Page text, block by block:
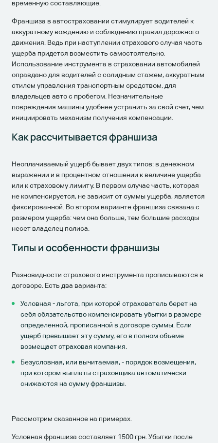
временную составляющие.
Франшиза в автостраховании стимулирует водителей к
аккуратному вождению и соблюдению правил дорожного
движения. Ведь при наступлении страхового случая часть
ущерба придется возместить самостоятельно.
Использование инструмента в страховании автомобилей
оправдано для водителей с солидным стажем, аккуратным
стилем управления транспортным средством, для
владельцев авто с пробегом. Незначительные
повреждения машины удобнее устранить за свой счет, чем
инициировать механизм получения компенсации.
Как рассчитывается франшиза
Неоплачиваемый ущерб бывает двух типов: в денежном
выражении и в процентном отношении к величине ущерба
или к страховому лимиту. В первом случае часть, которая
не компенсируется, не зависит от суммы ущерба, является
фиксированной. Во втором варианте франшиза связана с
размером ущерба: чем она больше, тем большие расходы
несет владелец полиса.
Типы и особенности франшизы
Разновидности страхового инструмента прописываются в
договоре. Есть два варианта:
Условная - льгота, при которой страхователь берет на
себя обязательство компенсировать убытки в размере
определенной, прописанной в договоре суммы. Если
ущерб превышает эту сумму, его в полном объеме
возмещает страховая компания.
Безусловная, или вычитаемая, - порядок возмещения,
при котором выплаты страховщика автоматически
снижаются на сумму франшизы.
Рассмотрим сказанное на примерах.
Условная франшиза составляет 1500 грн. Убытки после